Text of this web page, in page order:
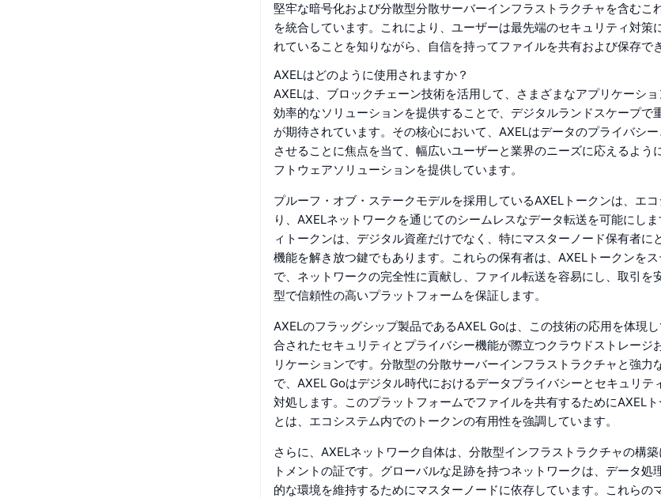
堅牢な暗号化および分散型分散サーバーインフラストラクチャを含むこ
を統合しています。これにより、ユーザーは最先端のセキュリティ対策
れていることを知りながら、自信を持ってファイルを共有および保存で
AXELはどのように使用されますか？
AXELは、ブロックチェーン技術を活用して、さまざまなアプリケーシ
効率的なソリューションを提供することで、デジタルランドスケープで
が期待されています。その核心において、AXELはデータのプライバシ
させることに焦点を当て、幅広いユーザーと業界のニーズに応えるよう
フトウェアソリューションを提供しています。
プルーフ・オブ・ステークモデルを採用しているAXELトークンは、エ
り、AXELネットワークを通じてのシームレスなデータ転送を可能にし
ィトークンは、デジタル資産だけでなく、特にマスターノード保有者に
機能を解き放つ鍵でもあります。これらの保有者は、AXELトークンを
で、ネットワークの完全性に貢献し、ファイル転送を容易にし、取引を
型で信頼性の高いプラットフォームを保証します。
AXELのフラッグシップ製品であるAXEL Goは、この技術の応用を体現
合されたセキュリティとプライバシー機能が際立つクラウドストレージ
リケーションです。分散型の分散サーバーインフラストラクチャと強力
で、AXEL Goはデジタル時代におけるデータプライバシーとセキュリテ
対処します。このプラットフォームでファイルを共有するためにAXEL
とは、エコシステム内でのトークンの有用性を強調しています。
さらに、AXELネットワーク自体は、分散型インフラストラクチャの構
トメントの証です。グローバルな足跡を持つネットワークは、データ処
的な環境を維持するためにマスターノードに依存しています。これらの